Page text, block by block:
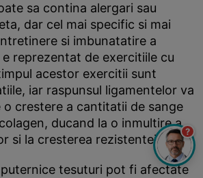
sa contina alergari sau
dar cel mai specific si mai
si imbunatatire a
reprezentat de exercitiile cu
acestor exercitii sunt
iar raspunsul ligamentelor va
crestere a cantitatii de sange
ducand la o inmultire a
si la cresterea rezistentei.
puternice tesuturi pot fi afectate
?